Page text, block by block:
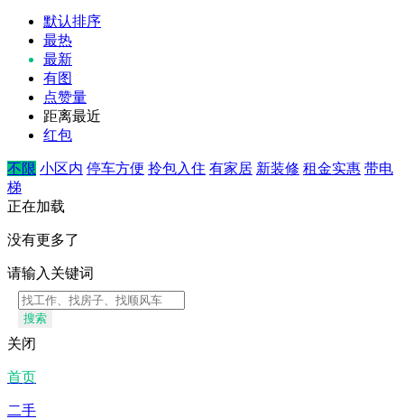
默认排序
最热
最新
有图
点赞量
距离最近
红包
不限 小区内 停车方便 拎包入住 有家居 新装修 租金实惠 带电
梯
正在加载
没有更多了
请输入关键词
搜索
关闭
首页
二手